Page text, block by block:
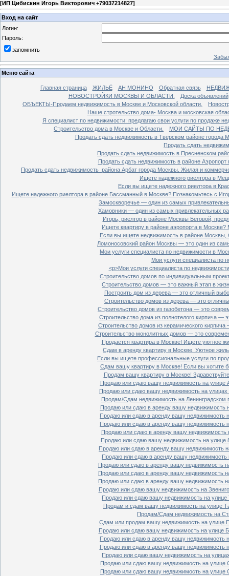
[ИП Цибискин Игорь Викторович +79037214827]
Вход на сайт
Логин:
Пароль:
запомнить
Меню сайта
Главная страница ЖИЛЬЁ АН МОНИНО Обратная связь
НОВОСТРОЙКИ МОСКВЫ И ОБЛАСТИ.
Доска объявлений
ОБЪЕКТЫ-Продаем недвижимость в Москве и Московской области.
Наше стротельство дома- Москва и московская
Я специалист по недвижимости: предлагаю свои услуги по продаже
Строительство дома в Москве и Области.
МОИ САЙТЫ ПО
Продать сдать недвижимость в Тверском районе города
Продать сдать
Продать сдать недвижимость в Пресненском
Продать сдать недвижимость в районе
Продать сдать недвижимость района Арбат города Москвы. Жилая и
Ищете надежного риелтора в
Если вы ищете надежного риелтора в
Ищете надежного риелтора в районе Бассманный в Москве? Познакомьтесь с
Замоскворечье — один из самых
Хамовники — один из самых привлекательных
Игорь, риелтор в районе Москвы Беговой,
Ищете квартиру в районе аэропорта в
Если вы ищете недвижимость в районе Москвы,
Ломоносовский район Москвы — это один из
Мои услуги специалиста по недвижимости в
Мои услуги специалиста по
<p>Мои услуги специалиста по
Строительство домов по индивидуальным
Строительство домов — это важный этап в
Построить дом из дерева — это отличный
Строительство домов из дерева — это
Строительство домов из газобетона — это
Строительство дома из полнотелого кирпича —
Строительство домов из керамического
Строительство монолитных домов — это
Продается квартира в Москве! Ищете уютное
Сдам в аренду квартиру в Москве. Уютное
Если вы ищете профессиональные услуги по
Сдам вашу квартиру в Москве! Если вы хотите
Продам вашу квартиру в Москве!
Продаю или сдаю вашу недвижимость на улице
Продаю или сдаю вашу недвижимость на
Продам/Сдам недвижимость на Ленинградском
Продаю или сдаю в аренду вашу недвижимость
Продаю или сдаю в аренду вашу недвижимость
Продаю или сдаю в аренду вашу недвижимость
Продаю или сдаю в аренду вашу недвижимость
Продаю или сдаю вашу недвижимость на улице
Продаю или сдаю в аренду вашу недвижимость
Продаю или сдаю в аренду вашу недвижимость
Продаю или сдаю в аренду вашу недвижимость
Продаю или сдаю в аренду вашу недвижимость
Продаю или сдаю в аренду вашу недвижимость
Продаю или сдаю вашу недвижимость на
Продаю или сдаю вашу недвижимость на улице
Продам и сдам вашу недвижимость на улице
Продам/Сдам недвижимость на
Сдам или продам вашу недвижимость на улице
Продаю или сдаю вашу недвижимость на улице
Продаю или сдаю в аренду вашу недвижимость
Продаю или сдаю в аренду вашу недвижимость
Продаю или сдаю вашу недвижимость на
Продаю или сдаю вашу недвижимость на улице
Продаю или сдаю вашу недвижимость на улице